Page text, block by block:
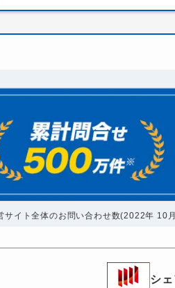
サイト全体のお問い合わせ数(2022年 10
シ